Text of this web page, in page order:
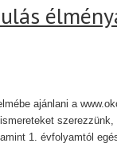
ajánlani a
1. évfolyamtól